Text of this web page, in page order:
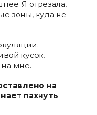
Я отрезала,
зоны, куда не
кусок,
мне.
на
пахнуть